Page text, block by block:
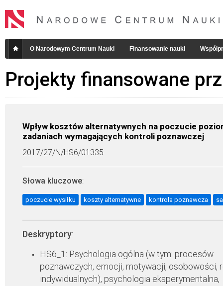
O Narodowym Centrum Nauki Finansowanie nauki
Projekty finansowane
Wpływ kosztów alternatywnych na poczucie
zadaniach wymagających kontroli poznawczej
2017/27/N/HS6/01335
Słowa kluczowe:
poczucie wysiłku koszty alternatywne kontrola poznawcza
Deskryptory:
HS6_1: Psychologia ogólna (w tym: procesów
poznawczych, emocji, motywacji, osobowości,
indywidualnych), psychologia eksperymentalna,